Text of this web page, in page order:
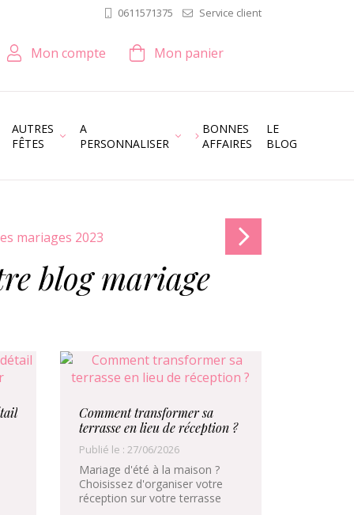
0611571375 Service client
Mon compte Mon panier
AUTRES
FÊTES
A
PERSONNALISER
BONNES
AFFAIRES
LE
BLOG
blog mariage
Comment transformer sa
terrasse en lieu de réception ?
Publié le : 27/06/2026
Mariage d'été à la maison ?
Choisissez d'organiser votre
réception sur votre terrasse